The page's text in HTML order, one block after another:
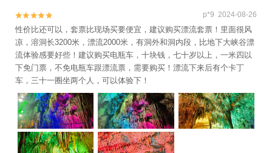

 p*9 2024-08-26
性价比还可以，套票比现场买要便宜，建议购买漂流套票！里面很风
凉，溶洞长3200米，漂流2000米，有洞外和洞内段，比地下大峡谷漂
流体验感要好些！建议购买电瓶车，十块钱，七十岁以上，一米四以
下免门票，不免电瓶车跟漂流票，需要购买！漂流下来后有个卡丁
车，三十一圈坐两个人，可以体验下！